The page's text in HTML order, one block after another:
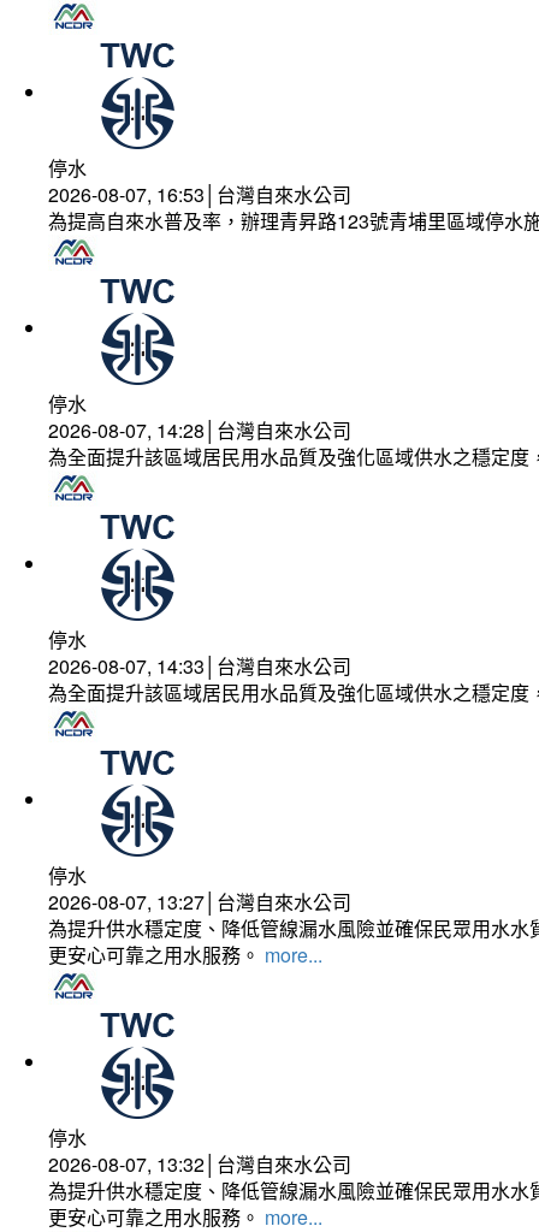
停水
2026-08-07, 16:53│台灣自來水公司
為提高自來水普及率，辦理青昇路123號青埔里區域停水
停水
2026-08-07, 14:28│台灣自來水公司
為全面提升該區域居民用水品質及強化區域供水之穩定
停水
2026-08-07, 14:33│台灣自來水公司
為全面提升該區域居民用水品質及強化區域供水之穩定
停水
2026-08-07, 13:27│台灣自來水公司
為提升供水穩定度、降低管線漏水風險並確保民眾用水
更安心可靠之用水服務。 more...
停水
2026-08-07, 13:32│台灣自來水公司
為提升供水穩定度、降低管線漏水風險並確保民眾用水
更安心可靠之用水服務。 more...